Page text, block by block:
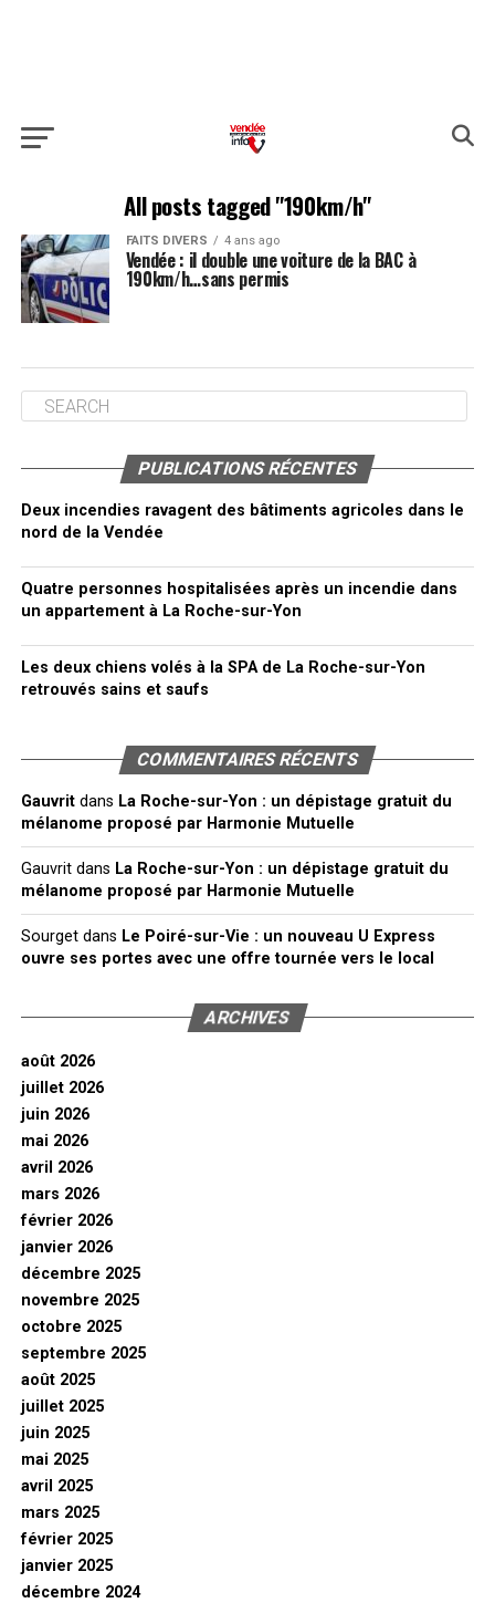
All posts tagged "190km/h"
FAITS DIVERS 4 ans ago
Vendée : il double une voiture de la BAC à
190km/h…sans permis
PUBLICATIONS RÉCENTES
Deux incendies ravagent des bâtiments agricoles dans le
nord de la Vendée
Quatre personnes hospitalisées après un incendie dans
un appartement à La Roche-sur-Yon
Les deux chiens volés à la SPA de La Roche-sur-Yon
retrouvés sains et saufs
COMMENTAIRES RÉCENTS
Gauvritdans La Roche-sur-Yon : un dépistage gratuit du
mélanome proposé par Harmonie Mutuelle
Gauvritdans La Roche-sur-Yon : un dépistage gratuit du
mélanome proposé par Harmonie Mutuelle
Sourgetdans Le Poiré-sur-Vie : un nouveau U Express
ouvre ses portes avec une offre tournée vers le local
ARCHIVES
août 2026
juillet 2026
juin 2026
mai 2026
avril 2026
mars 2026
février 2026
janvier 2026
décembre 2025
novembre 2025
octobre 2025
septembre 2025
août 2025
juillet 2025
juin 2025
mai 2025
avril 2025
mars 2025
février 2025
janvier 2025
décembre 2024